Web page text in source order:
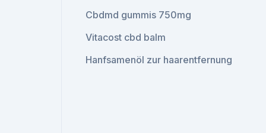
Cbdmd gummis 750mg
Vitacost cbd balm
Hanfsamenöl zur haarentfernung